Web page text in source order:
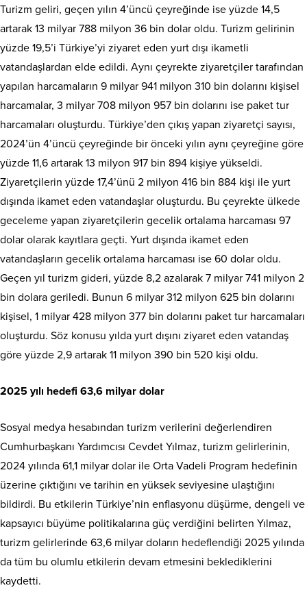
Turizm geliri, geçen yılın 4’üncü çeyreğinde ise yüzde 14,5
artarak 13 milyar 788 milyon 36 bin dolar oldu. Turizm gelirinin
yüzde 19,5’i Türkiye’yi ziyaret eden yurt dışı ikametli
vatandaşlardan elde edildi. Aynı çeyrekte ziyaretçiler tarafından
yapılan harcamaların 9 milyar 941 milyon 310 bin dolarını kişisel
harcamalar, 3 milyar 708 milyon 957 bin dolarını ise paket tur
harcamaları oluşturdu. Türkiye’den çıkış yapan ziyaretçi sayısı,
2024’ün 4’üncü çeyreğinde bir önceki yılın aynı çeyreğine göre
yüzde 11,6 artarak 13 milyon 917 bin 894 kişiye yükseldi.
Ziyaretçilerin yüzde 17,4’ünü 2 milyon 416 bin 884 kişi ile yurt
dışında ikamet eden vatandaşlar oluşturdu. Bu çeyrekte ülkede
geceleme yapan ziyaretçilerin gecelik ortalama harcaması 97
dolar olarak kayıtlara geçti. Yurt dışında ikamet eden
vatandaşların gecelik ortalama harcaması ise 60 dolar oldu.
Geçen yıl turizm gideri, yüzde 8,2 azalarak 7 milyar 741 milyon 2
bin dolara geriledi. Bunun 6 milyar 312 milyon 625 bin dolarını
kişisel, 1 milyar 428 milyon 377 bin dolarını paket tur harcamaları
oluşturdu. Söz konusu yılda yurt dışını ziyaret eden vatandaş
göre yüzde 2,9 artarak 11 milyon 390 bin 520 kişi oldu.
2025 yılı hedefi 63,6 milyar dolar
Sosyal medya hesabından turizm verilerini değerlendiren
Cumhurbaşkanı Yardımcısı Cevdet Yılmaz, turizm gelirlerinin,
2024 yılında 61,1 milyar dolar ile Orta Vadeli Program hedefinin
üzerine çıktığını ve tarihin en yüksek seviyesine ulaştığını
bildirdi. Bu etkilerin Türkiye’nin enflasyonu düşürme, dengeli ve
kapsayıcı büyüme politikalarına güç verdiğini belirten Yılmaz,
turizm gelirlerinde 63,6 milyar doların hedeflendiği 2025 yılında
da tüm bu olumlu etkilerin devam etmesini beklediklerini
kaydetti.